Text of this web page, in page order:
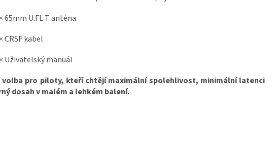
65mm U.FL T anténa
CRSF kabel
Uživatelský manuál
volba pro piloty, kteří chtějí maximální spolehlivost, minimální latenci
dosah v malém a lehkém balení.